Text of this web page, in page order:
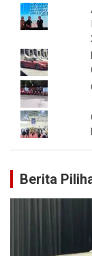
Berita